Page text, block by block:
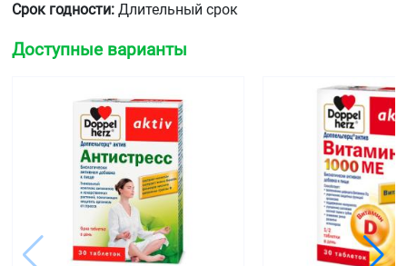
Срок годности: Длительный срок
Доступные варианты